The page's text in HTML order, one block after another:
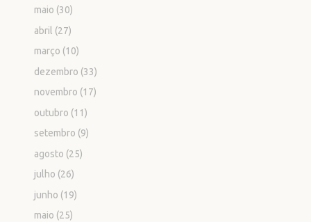
maio (30)
abril (27)
março (10)
dezembro (33)
novembro (17)
outubro (11)
setembro (9)
agosto (25)
julho (26)
junho (19)
maio (25)